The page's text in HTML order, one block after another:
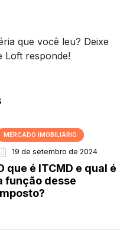
que você leu? Deixe
Loft responde!
MERCADO IMOBILIÁRIO
19 de setembro de 2024
que é ITCMD e qual é
função desse